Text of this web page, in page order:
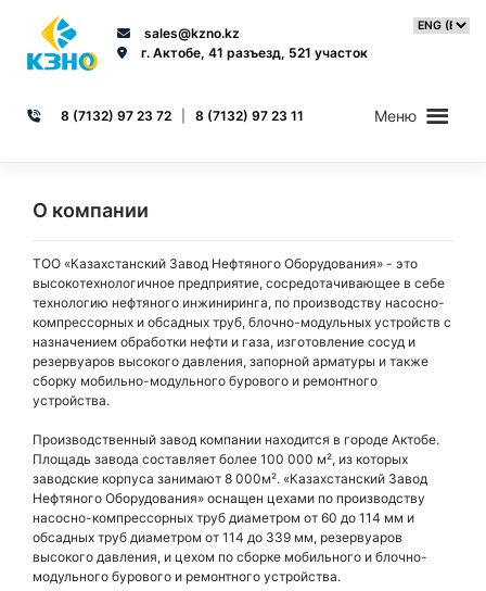
sales@kzno.kz
г. Актобе, 41 разъезд, 521 участок
8 (7132) 97 23 72 8 (7132) 97 23 11 Меню
О компании
ТОО «Казахстанский Завод Нефтяного Оборудования» - это
высокотехнологичное предприятие, сосредотачивающее в себе
технологию нефтяного инжиниринга, по производству насосно-
компрессорных и обсадных труб, блочно-модульных устройств с
назначением обработки нефти и газа, изготовление сосуд и
резервуаров высокого давления, запорной арматуры и также
сборку мобильно-модульного бурового и ремонтного
устройства.
Производственный завод компании находится в городе Актобе.
Площадь завода составляет более 100 000 м², из которых
заводские корпуса занимают 8 000м². «Казахстанский Завод
Нефтяного Оборудования» оснащен цехами по производству
насосно-компрессорных труб диаметром от 60 до 114 мм и
обсадных труб диаметром от 114 до 339 мм, резервуаров
высокого давления, и цехом по сборке мобильного и блочно-
модульного бурового и ремонтного устройства.